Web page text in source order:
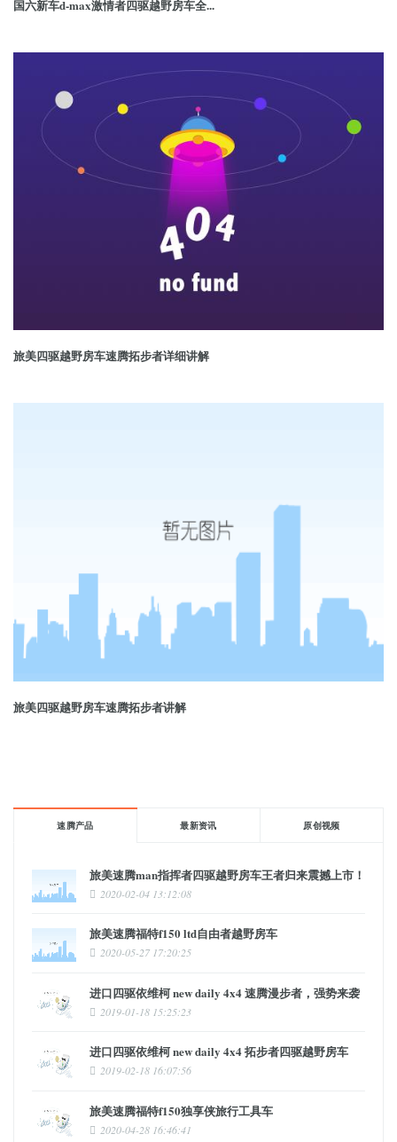
国六新车d-max激情者四驱越野房车全...
旅美四驱越野房车速腾拓步者详细讲解
旅美四驱越野房车速腾拓步者讲解
速腾产品 最新资讯 原创视频
旅美速腾man指挥者四驱越野房车王者归来震撼上市！
2020-02-04 13:12:08
旅美速腾福特f150 ltd自由者越野房车
2020-05-27 17:20:25
进口四驱依维柯 new daily 4x4 速腾漫步者，强势来袭
2019-01-18 15:25:23
进口四驱依维柯 new daily 4x4 拓步者四驱越野房车
2019-02-18 16:07:56
旅美速腾福特f150独享侠旅行工具车
2020-04-28 16:46:41